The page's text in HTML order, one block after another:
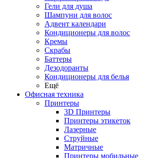
Гели для душа
Шампуни для волос
Адвент календари
Кондиционеры для волос
Кремы
Скрабы
Баттеры
Дезодоранты
Кондиционеры для белья
Ещё
Офисная техника
Принтеры
3D Принтеры
Принтеры этикеток
Лазерные
Струйные
Матричные
Принтеры мобильные